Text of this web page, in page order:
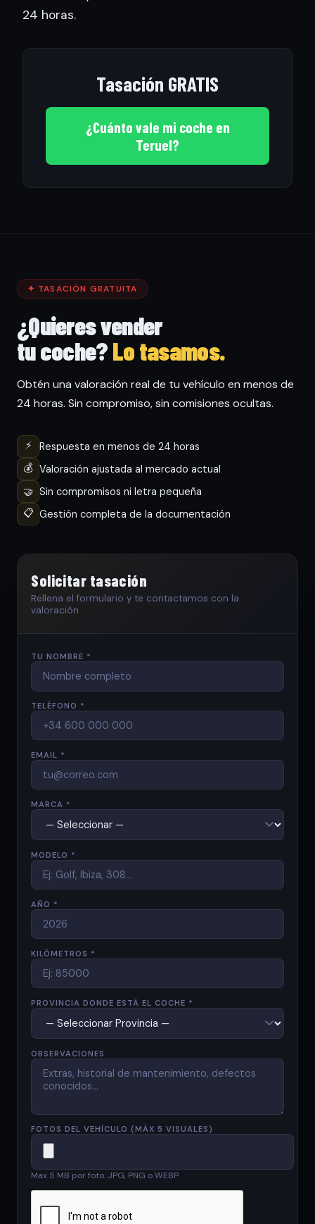
24 horas.
Tasación GRATIS
¿Cuánto vale mi coche en
Teruel?
✦ TASACIÓN GRATUITA
¿Quieres vender
tu coche?Lo tasamos.
Obtén una valoración real de tu vehículo en menos de
24 horas. Sin compromiso, sin comisiones ocultas.
⚡
Respuesta en menos de 24 horas
💰 Valoración ajustada al mercado actual
🤝 Sin compromisos ni letra pequeña
📋 Gestión completa de la documentación
Solicitar tasación
Rellena el formulario y te contactamos con la
valoración
TU NOMBRE *
TELÉFONO *
EMAIL *
MARCA *
MODELO *
AÑO *
KILÓMETROS *
PROVINCIA DONDE ESTÁ EL COCHE *
OBSERVACIONES
FOTOS DEL VEHÍCULO (MÁX 5 VISUALES)
Max 5 MB por foto. JPG, PNG o WEBP.